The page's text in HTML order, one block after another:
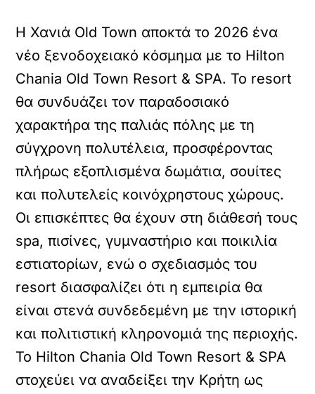
Η Χανιά Old Town αποκτά το 2026 ένα
νέο ξενοδοχειακό κόσμημα με το Hilton
Chania Old Town Resort & SPA. Το resort
θα συνδυάζει τον παραδοσιακό
χαρακτήρα της παλιάς πόλης με τη
σύγχρονη πολυτέλεια, προσφέροντας
πλήρως εξοπλισμένα δωμάτια, σουίτες
και πολυτελείς κοινόχρηστους χώρους.
Οι επισκέπτες θα έχουν στη διάθεσή τους
spa, πισίνες, γυμναστήριο και ποικιλία
εστιατορίων, ενώ ο σχεδιασμός του
resort διασφαλίζει ότι η εμπειρία θα
είναι στενά συνδεδεμένη με την ιστορική
και πολιτιστική κληρονομιά της περιοχής.
Το Hilton Chania Old Town Resort & SPA
στοχεύει να αναδείξει την Κρήτη ως